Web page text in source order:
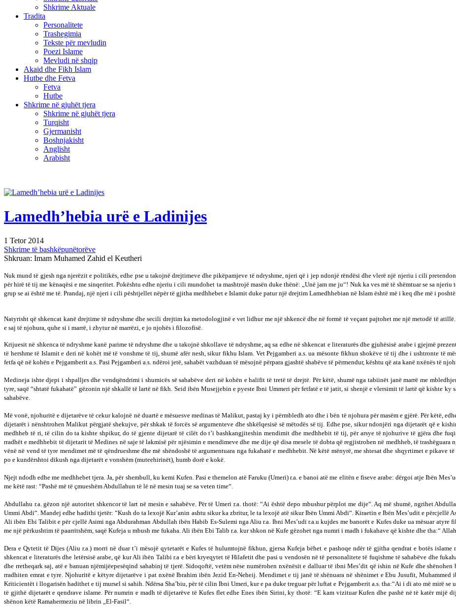
Shkrime Aktuale
Tradita
Personalitete
Trashegimia
Tekste për mevludin
Poezi Islame
Mevludi në shqip
Akaid dhe Fikh Islam
Hutbe dhe Fetva
Fetva
Hutbe
Shkrime në gjuhët tjera
Shkrime në gjuhët tjera
Turqisht
Gjermanisht
Boshnjakisht
Anglisht
Arabisht
Lamedh’hebia urë e Ladinijes
1 Tetor 2014
Shkrime të bashkëpunëtorëve
Shkruan: Imam Muhamed Zahid el Keutheri
Nuk mund të gjesh nga njerëzit e politikës, edhe pse u takojnë drejtimeve dhe pikëpamjeve të ndryshme, njeri që i jep ndonjë rëndësi dhe vlerë një njeriu i cili
për hirë të tij me kënaqësi e me sinqeritet. Pokështu edhe njeriu i cili mundohet ta mashtrojë masën duke thënë: „Unë jam me ju“! Nuk ka ves më të shëmtuar se sa
grup se ai është me të. Prandaj, një njeri i cili pështjellet nëpër të gjitha medhhebet e Islamit duke patur një drejtim Lamedhhebian në Islam është më i keq dhe më i
Natyrisht që shkencat kanë drejtime të ndryshme dhe secili drejtim ka metodologjinë e vet lidhur me një shkencë dhe në formë të veçant pajtohet me një metodë të
e saj të njohura, quhe si i marrë, i zhytur në marrëzi, e jo njohës i filozofisë.
Krijuesit në shkenca të ndryshme kanë parime të ndryshme dhe u takojnë shkollave të ndryshme, aq sa edhe në shkencat e literaturës dhe gjuhësisë arabe i gjejmë
të hershme të Islamit e deri në kohët më të vonshme të tij, shumë afër nesh, sikur fikhu Islam. Vet Pejgamberi a.s. ua mësonte fikhun shokëve të tij dhe i ushtronte të
fetfa që në kohën e Pejgamberit a.s. Pasi Pejgamberi a.s. ndëroi jetë, sahabët vazhduan të mësojnë përpara gjashtë shabëve të përmendur, kështu që ata kanë nxënës të
Medineja ishte djepi i shpalljes dhe vendqëndrimi i shumicës së sahabëve deri në kohën e halifit të tretë të drejtë. Për këtë, shumë nga tabiinët janë marrë me
tyre, saqë “shtatë fukahatë” gëzonin një shkallë të lartë në fikh. Seid ibën Musejjebin e pyeste Ibni Ummeri për fetfatë e të jatit, si shenjë e vlersimit të lartë që kishte
sahabëve.
Më vonë, njohuritë e dijetarëve të cekur kalojnë në duartë e mësuesve medinas të Malikut, pastaj ky i përmbledh ato dhe i bën të njohura për masëm e gjërë. Për këtë,
dijetarët i nënshtrohen Malikut përgjatë shekujve, për shkak të forcës së argumenteve dhe shkëlqesisë së mëtodës së tij. Edhe pse, sikur ndonjëri nga dijetarët që e
medhheb të ri, të cilin do ta kishte shpikur, do të gjente dijetarë të cilët do t’i bashkangjiteshin mendimit dhe medhhebit të tij, për arsye të njohurive të gjëra dhe
rradhët e medhhebit të dijetarit të Medines në saje të lakmisë për njësimin e mendimeve dhe me dije që disa mesele të dobta që regjistrohen në medhheb, të
vënë në vend të tyre mendimet më të qëndrueshme dhe më shëndoshë të argumentuara nga fukahatë e medhhebit. Në këtë mënyrë, me shtesat dhe shqyrtimet e
po e kundërshtoi dikush nga dijetarët e vonshëm (muteehirinët), humb dorë e kokë.
Njejt ndodh edhe me medhhebet tjera. Ja, për shembull, ku kemi Kufen. Pasi e themelon atë Faruku (Umeri) r.a. e banoi atë me elitën e fiseve arabe: dërgoi atje Ibën
me këtë rast: “Pashë më të çmueshëm Abdullahun të lë në mesin tuaj se sa veten time“.
Abdullahu r.a. gëzon një autoritet shkencor të lart në mesin e sahabëve. Për të Umeri r.a. thotë: “Ai është depo mbushur përplot me dije“. Aq më shumë, ngrihet
Ummi Abdi“. Mandej edhe hadithi tjetër: “Kush do ta lexojë Kur’anin ashtu sikur ka zbritur, le ta lexojë atë sikur Ibën Ummi Abdi“. Kiraetin e Ibën Mes’udit e përcjellë
Ali ibën Ebi Talibit e për cjellë Asimi nga Abdurahman Abdullah ibën Habib Es-Sulemi nga Aliu r.a. Ibni Mes’udi r.a.u kujdes me banorët e Kufes duke ua mësuar atyre
me një përkushtim të paarritshëm, saqë Kufeja u mbush me fukaha. Ali ibën Ebi Talib r.a. kur shkon në Kufe gëzohet nga numri i madh i fukahave që kishte dhe tha:“
Dera e Qytetit të Dijes (Aliu r.a.) morri në duar t’i mësojë qytetarët e Kufes të hulumtojnë fikhun, gjersa Kufeja bëhet e pashoqe ndër të gjitha qendrat e botës islame
shkencat e literaturës dhe letërsisë arabe, që kur Ali ibën Talibi r.a e bëri kryeqytet të Hilafetit dhe pasi u vendosën në të personalitete të fuqishme të sahabëve dhe
dhe rretheqark saj, atë e banuan njëmijëepesëqind sahabinj të tjerë. Sidoqoftë, vetëm nëse numërohen nxënësit e dalluar të ibni Mes’dit që ishin në Kufe dhe
rradhiten emrat e tyre. Njohuritë e këtyre dijetarëve i pat nxënë Ibrahim ibën Jezid En-Neheij. Mendimet e tij janë të shënuara në shënimet e Ebu Jusufit, Muhammed
Kriticientët i llogarisën hadithet e tij mursel si sahih. Ndërsa Sha’biu, për të cilin Ibni Umeri, kur e pa duke treguar për luftat e Pejgamberit a.s. tha:“Ai i di ato më mirë se
të gjithë dijetarët e qendrave islame. Për numrin e madh të dijetarëve të Kufes flet edhe Enes ibën Sirini, ky thotë: “E kam vizituar Kufen dhe pashë në të katër
shënon këtë Ramahermeziu në librin „El-Fasil“.